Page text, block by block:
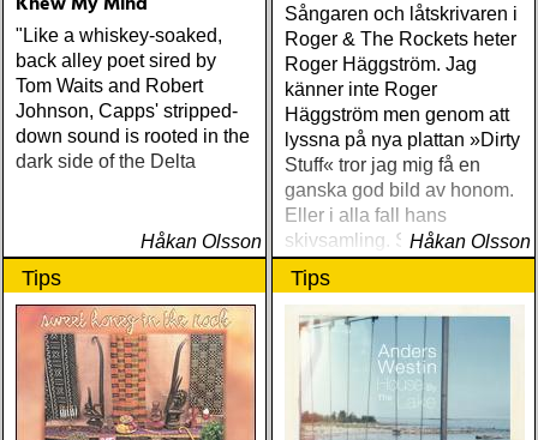
"Like a whiskey-soaked,
back alley poet sired by
Tom Waits and Robert
Johnson, Capps' stripped-
down sound is rooted in the
dark side of the Delta
Håkan Olsson
Sångaren och låtskrivaren i
Roger & The Rockets heter
Roger Häggström. Jag
känner inte Roger
Häggström men genom att
lyssna på nya plattan »Dirty
Stuff« tror jag mig få en
ganska god bild av honom.
Eller i alla fall hans
skivsamling. Som sannolikt
är stor och gedigen
Håkan Olsson
Tips Tips